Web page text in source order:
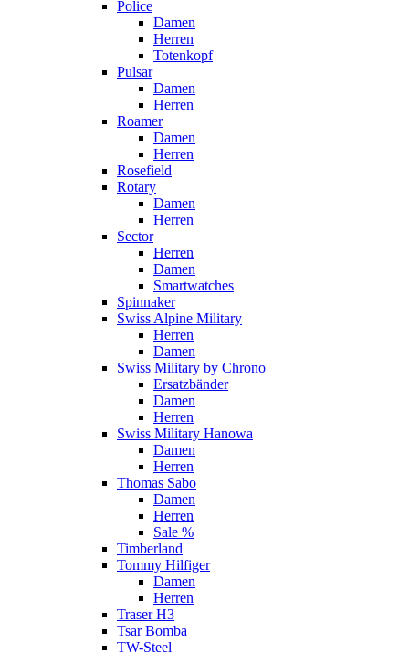
Police
Damen
Herren
Totenkopf
Pulsar
Damen
Herren
Roamer
Damen
Herren
Rosefield
Rotary
Damen
Herren
Sector
Herren
Damen
Smartwatches
Spinnaker
Swiss Alpine Military
Herren
Damen
Swiss Military by Chrono
Ersatzbänder
Damen
Herren
Swiss Military Hanowa
Damen
Herren
Thomas Sabo
Damen
Herren
Sale %
Timberland
Tommy Hilfiger
Damen
Herren
Traser H3
Tsar Bomba
TW-Steel